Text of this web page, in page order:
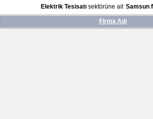
Elektrik Tesisatı sektörüne ait Samsun
Firma Adı